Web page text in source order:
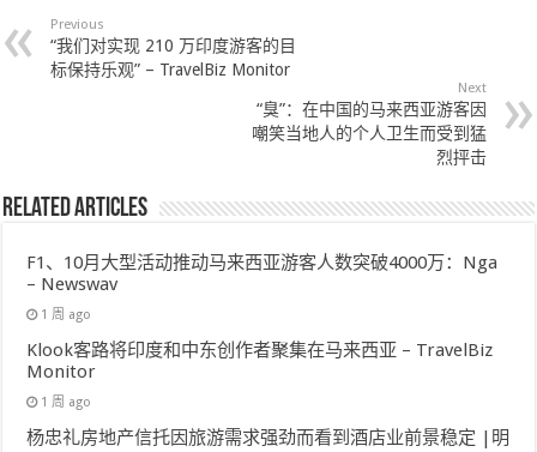
Previous
“我们对实现 210 万印度游客的目
标保持乐观” – TravelBiz Monitor
Next
“臭”：在中国的马来西亚游客因
嘲笑当地人的个人卫生而受到猛
烈抨击
Related Articles
F1、10月大型活动推动马来西亚游客人数突破4000万：Nga
– Newswav
1 周 ago
Klook客路将印度和中东创作者聚集在马来西亚 – TravelBiz
Monitor
1 周 ago
杨忠礼房地产信托因旅游需求强劲而看到酒店业前景稳定 |明